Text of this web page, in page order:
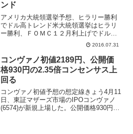
ンド
アメリカ大統領選挙予想、ヒラリー勝利
でドル高トレンド米大統領選挙はヒラリ
ー勝利、ＦＯＭＣ１２月利上げでドル高
トレンド今年は１１月に米大統領選挙を
控えて、ニューヨーク株式市場、外国為
替市場にも大きな影響を与える、国内大
手証券はヒラリー・クリン...
2016.07.31
コンヴァノ初値2189円、公開価
格930円の2.35倍コンセンサス上
回る
コンヴァノ初値予想の想定線きょう4月11
日、東証マザーズ市場のIPOコンヴァノ
(6574)が新規上場した。公開価格930円と